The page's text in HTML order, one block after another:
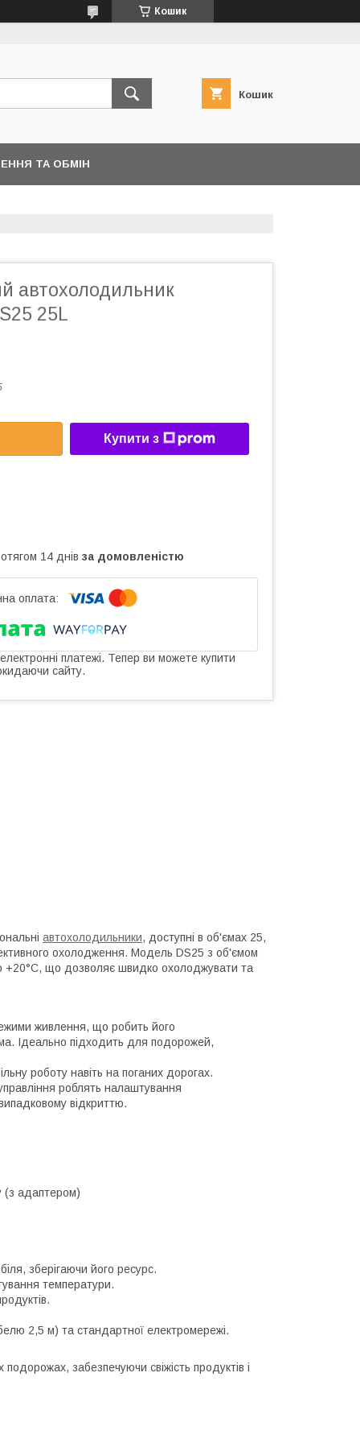
Кошик
Кошик
ТА ОБМІН
автохолодильник
25L
Купити з
14 днів за домовленістю
платежі. Тепер ви можете купити
сайту.
автохолодильники, доступні в об'ємах 25,
охолодження. Модель DS25 з об'ємом
+20°C, що дозволяє швидко охолоджувати та
живлення, що робить його
Ідеально підходить для подорожей,
роботу навіть на поганих дорогах.
роблять налаштування
відкриттю.
(з адаптером)
зберігаючи його ресурс.
температури.
2,5 м) та стандартної електромережі.
забезпечуючи свіжість продуктів і